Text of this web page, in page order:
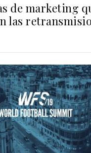
de marketing
las